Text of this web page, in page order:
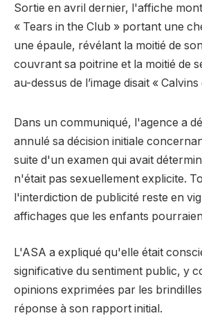
Sortie en avril dernier, l'affiche
« Tears in the Club » portant une
une épaule, révélant la moitié de
couvrant sa poitrine et la moitié de
au-dessus de l’image disait «
Dans un communiqué, l'agence a
annulé sa décision initiale
suite d'un examen qui avait
n'était pas sexuellement explicite.
l'interdiction de publicité reste en
affichages que les enfants
L'ASA a expliqué qu'elle était
significative du sentiment public, y
opinions exprimées par les
réponse à son rapport initial.